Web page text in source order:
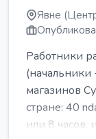
Явне
Работники
магазинов
стране: 40
или 8 часов,